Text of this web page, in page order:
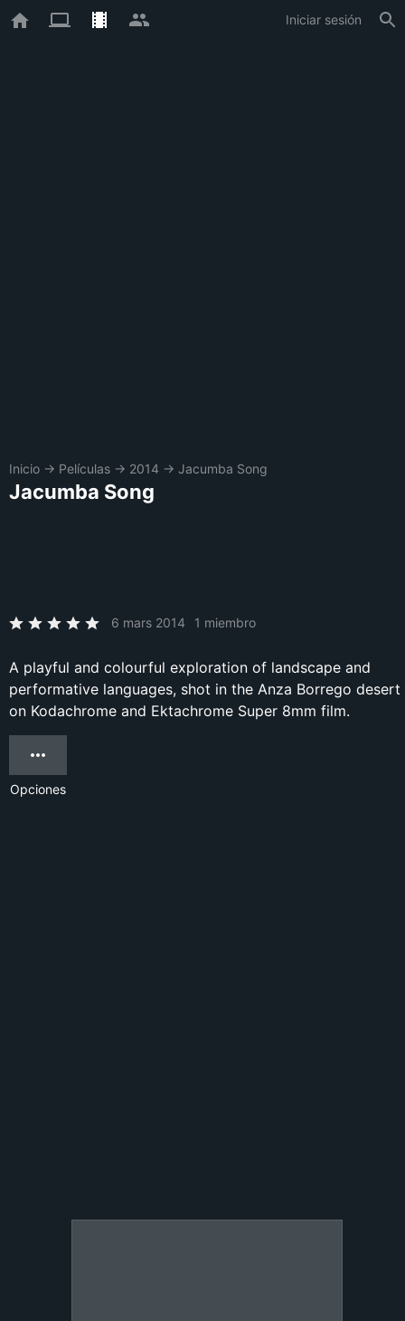
Iniciar sesión
Inicio → Películas → 2014 → Jacumba Song
Jacumba Song
6 mars 2014 1 miembro
A playful and colourful exploration of landscape and
performative languages, shot in the Anza Borrego desert
on Kodachrome and Ektachrome Super 8mm film.
Opciones